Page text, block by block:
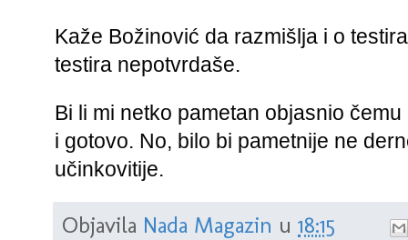
Kaže Božinović da razmišlja i o
testira nepotvrdaše.
Bi li mi netko pametan objasnio
i gotovo. No, bilo bi pametnije ne
učinkovitije.
Objavila Nada Magazin u 18:15